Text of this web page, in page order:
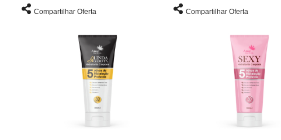
Compartilhar Oferta Compartilhar Oferta